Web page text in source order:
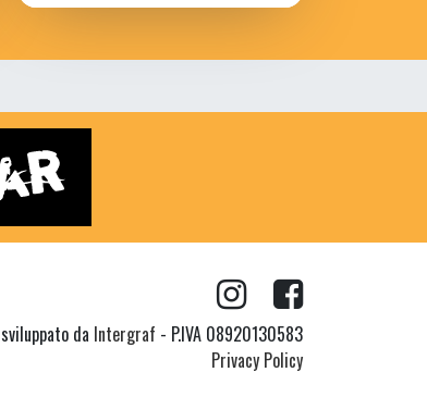
sviluppato da Intergraf - P.IVA 08920130583
Privacy Policy